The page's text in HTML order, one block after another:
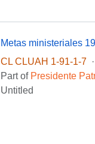
Metas ministeriales
CL CLUAH 1-91-1-7
·
Part of Presidente
Untitled